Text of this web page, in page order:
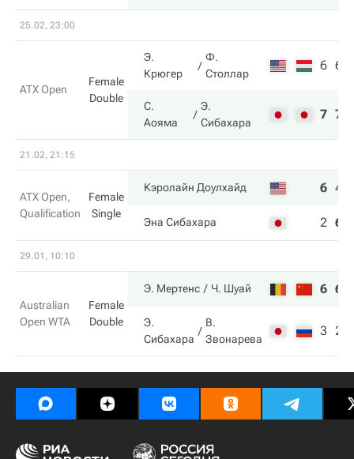
25.02, 23:00
ATX Open
Female
Double
Э.
Крюгер
Ф.
Столлар
6 6
С.
Аояма
Э.
Сибахара
7 7
21.02, 21:15
ATX Open,
Qualification
Female
Single
Кэролайн Доулхайд 6 4
Эна Сибахара 2 6
29.01, 10:10
Australian
Open WTA
Female
Double
Э. Мертенс Ч. Шуай 6 6
Э.
Сибахара
В.
Звонарева
3 2